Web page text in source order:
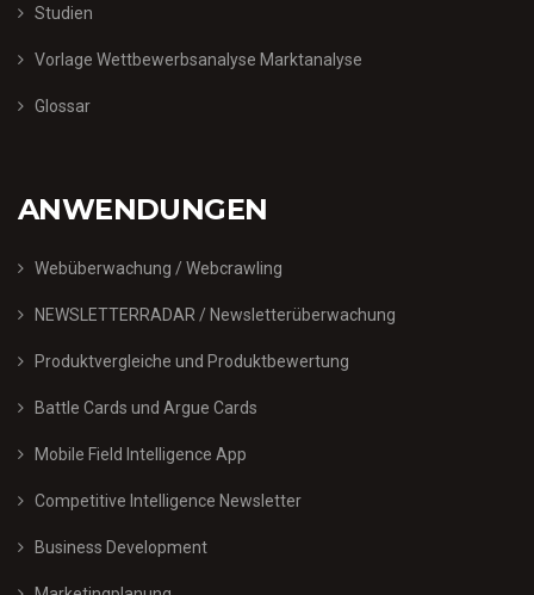
Studien
Vorlage Wettbewerbsanalyse Marktanalyse
Glossar
ANWENDUNGEN
Webüberwachung / Webcrawling
NEWSLETTERRADAR / Newsletterüberwachung
Produktvergleiche und Produktbewertung
Battle Cards und Argue Cards
Mobile Field Intelligence App
Competitive Intelligence Newsletter
Business Development